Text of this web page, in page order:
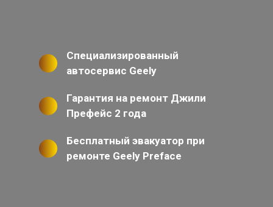
Специализированный
автосервис Geely
Гарантия на ремонт Джили
Префейс 2 года
Бесплатный эвакуатор при
ремонте Geely Preface